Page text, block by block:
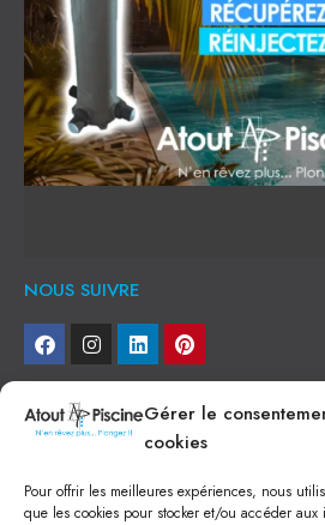
Gérer le
cookies
Pour offrir les meilleures expériences, nous
que les cookies pour stocker et/ou accéder aux
NOUS SUIVRE
NEWSLETTER
Je veux recevoir toute l'actu
NOS SERVICES